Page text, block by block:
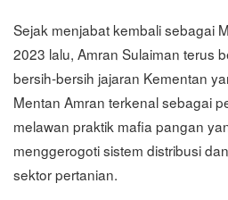
Sejak menjabat kembali sebagai
2023 lalu, Amran Sulaiman terus
bersih-bersih jajaran Kementan
Mentan Amran terkenal sebagai
melawan praktik mafia pangan
menggerogoti sistem distribusi
sektor pertanian.